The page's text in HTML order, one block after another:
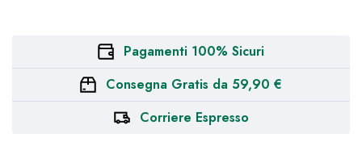
Pagamenti 100% Sicuri
Consegna Gratis da 59,90 €
Corriere Espresso